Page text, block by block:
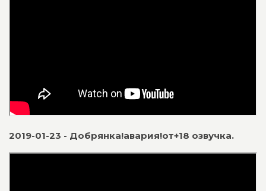
2019-01-23 - Добрянка!авария!от+18 озвучка.